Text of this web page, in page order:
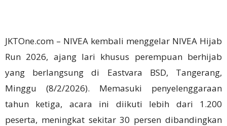
JKTOne.com – NIVEA kembali menggelar NIVEA Hijab
Run 2026, ajang lari khusus perempuan berhijab
yang berlangsung di Eastvara BSD, Tangerang,
Minggu (8/2/2026). Memasuki penyelenggaraan
tahun ketiga, acara ini diikuti lebih dari 1.200
peserta, meningkat sekitar 30 persen dibandingkan